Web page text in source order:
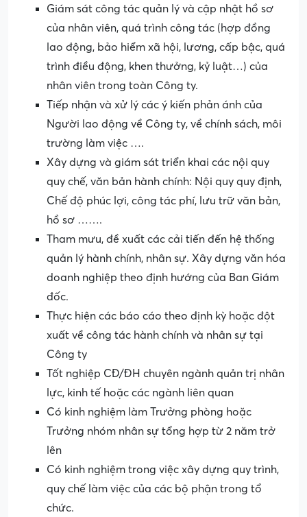
Giám sát công tác quản lý và cập nhật hồ sơ
của nhân viên, quá trình công tác (hợp đồng
lao động, bảo hiểm xã hội, lương, cấp bậc, quá
trình điều động, khen thưởng, kỷ luật…) của
nhân viên trong toàn Công ty.
Tiếp nhận và xử lý các ý kiến phản ánh của
Người lao động về Công ty, về chính sách, môi
trường làm việc ….
Xây dựng và giám sát triển khai các nội quy
quy chế, văn bản hành chính: Nội quy quy định,
Chế độ phúc lợi, công tác phí, lưu trữ văn bản,
hồ sơ …….
Tham mưu, đề xuất các cải tiến đến hệ thống
quản lý hành chính, nhân sự. Xây dựng văn hóa
doanh nghiệp theo định hướng của Ban Giám
đốc.
Thực hiện các báo cáo theo định kỳ hoặc đột
xuất về công tác hành chính và nhân sự tại
Công ty
Tốt nghiệp CĐ/ĐH chuyên ngành quản trị nhân
lực, kinh tế hoặc các ngành liên quan
Có kinh nghiệm làm Trưởng phòng hoặc
Trưởng nhóm nhân sự tổng hợp từ 2 năm trở
lên
Có kinh nghiệm trong việc xây dựng quy trình,
quy chế làm việc của các bộ phận trong tổ
chức.